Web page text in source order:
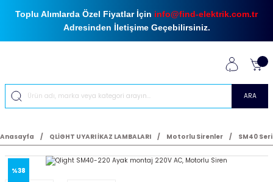
Toplu Alımlarda Özel Fiyatlar İçin info@find-elektrik.com.tr
Adresinden İletişime Geçebilirsiniz.
ARA
Anasayfa QLİGHT UYARI İKAZ LAMBALARI Motorlu Sirenler SM40
%38